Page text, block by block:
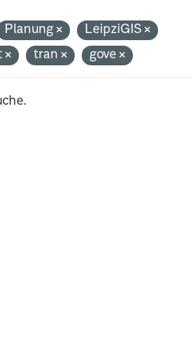
Planung
LeipziGIS
tran gove